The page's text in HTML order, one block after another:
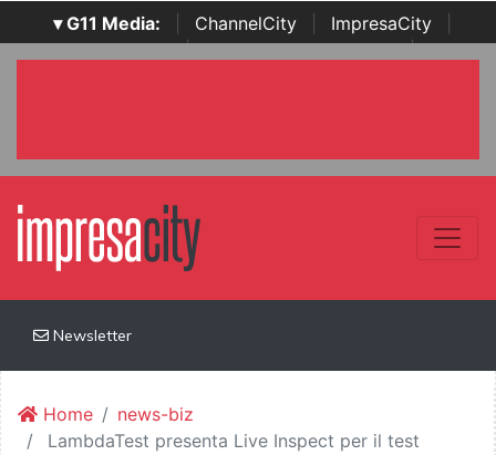
▾ G11 Media: ChannelCity ImpresaCity
SecurityOpenLab | Italian Channel Awards | Italian
Newsletter
Home
news-biz
LambdaTest presenta Live Inspect per il test